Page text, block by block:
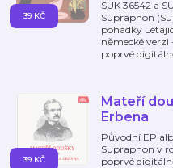
SUK 36542 a
Supraphon
pohádky
německé
poprvé
39 KČ
Mateří
Erbena
Původní EP
Supraphon v
poprvé
39 KČ